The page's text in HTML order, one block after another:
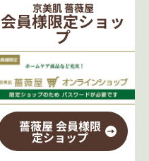
京美肌 薔薇屋
会員様限定ショッ
プ
薔薇屋 会員様限
定ショップ